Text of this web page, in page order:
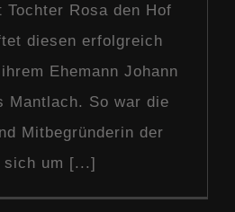
Tochter Rosa den Hof
diesen erfolgreich
Ehemann Johann
Mantlach. So war die
Mitbegründerin der
sich um [...]